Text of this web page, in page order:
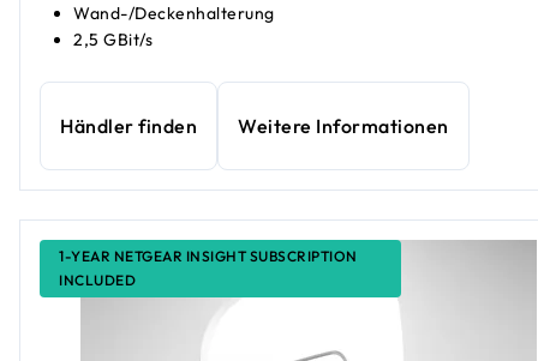
Wand-/Deckenhalterung
2,5 GBit/s
Händler finden Weitere Informationen
1-YEAR NETGEAR INSIGHT SUBSCRIPTION
INCLUDED